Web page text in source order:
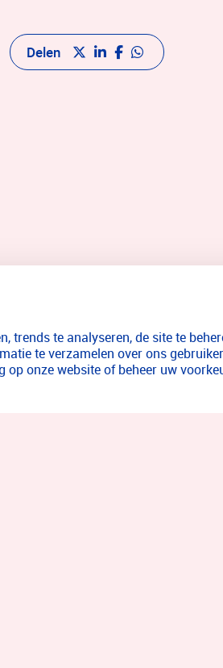
Delen
trends te analyseren, de site te
te verzamelen over ons
onze website of beheer uw